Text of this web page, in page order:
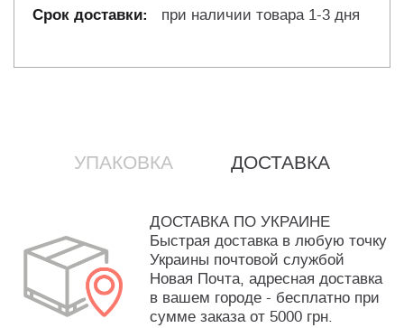
при наличии товара 1-3 дня
УПАКОВКА ДОСТАВКА
ДОСТАВКА ПО УКРАИНЕ
Быстрая доставка в любую точку
Украины почтовой службой
Новая Почта, адресная доставка
в вашем городе - бесплатно при
сумме заказа от 5000 грн.